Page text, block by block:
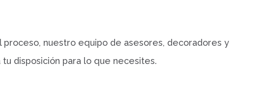
proceso, nuestro equipo de asesores, decoradores y
disposición para lo que necesites.